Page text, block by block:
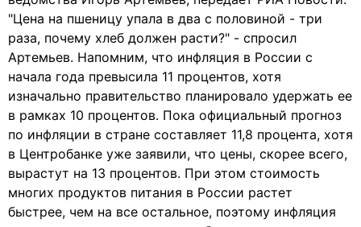
"Цена на пшеницу упала в два с половиной - три
раза, почему хлеб должен расти?" - спросил
Артемьев. Напомним, что инфляция в России с
начала года превысила 11 процентов, хотя
изначально правительство планировало удержать ее
в рамках 10 процентов. Пока официальный прогноз
по инфляции в стране составляет 11,8 процента, хотя
в Центробанке уже заявили, что цены, скорее всего,
вырастут на 13 процентов. При этом стоимость
многих продуктов питания в России растет
быстрее, чем на все остальное, поэтому инфляция